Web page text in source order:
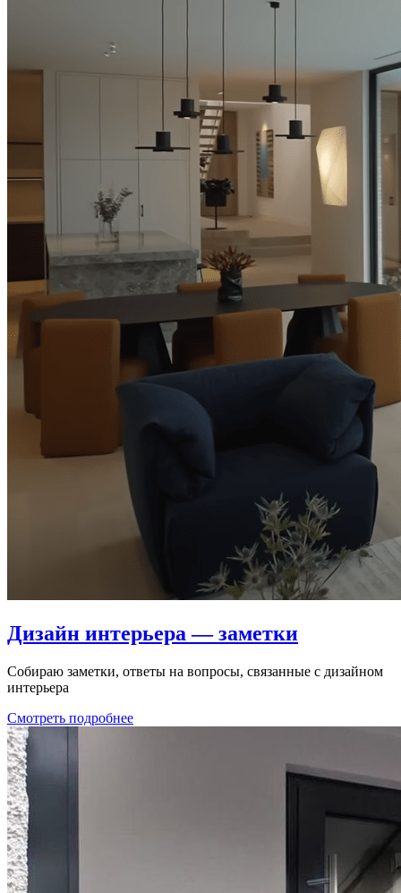
Живое общение автора и заказчиков в
чате телеграм-канала
продуманный проект дома, возможно смогу
вам помочь.
Другие посты по теме:
Дизайн интерьера — заметки
Собираю заметки, ответы на вопросы, связанные с дизайном
интерьера
Смотреть подробнее